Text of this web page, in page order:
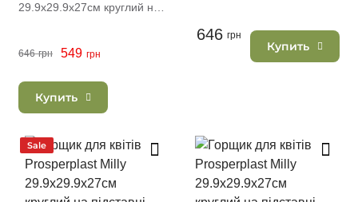
29.9х29.9х27см круглий на
646 грн 549 грн
Купить
646 грн
Купить
Sale